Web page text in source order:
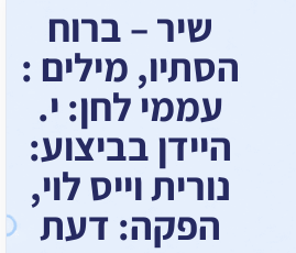
שיר – ברוח
הסתיו, מילים :
עממי לחן: י.
היידן בביצוע:
נורית וייס לוי,
הפקה: דעת